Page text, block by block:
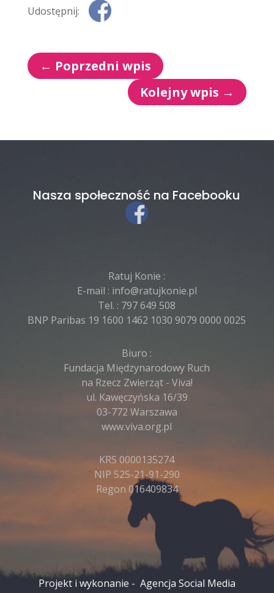
Udostępnij:
← Poprzedni wpis
Kolejny wpis →
Nasza społeczność na Facebooku
Ratuj Konie :
E-mail : info@ratujkonie.pl
Tel. : 797 649 508
BNP Paribas 19 1600 1462 1030 9079 0000 0025
Biuro :
Fundacja Międzynarodowy Ruch
na Rzecz Zwierząt - Viva!
ul. Kawęczyńska 16/39
03-772 Warszawa
www.viva.org.pl
KRS 0000135274
NIP 525-21-91-290
Regon 016409834
Projekt i wykonanie - Agencja Social Media